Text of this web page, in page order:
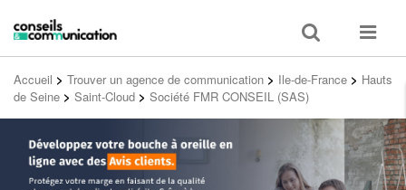
Toggle
search
Toggle
Accueil > Trouver un agence de communication > Ile-de-France > Hauts
de Seine > Saint-Cloud > Société FMR CONSEIL (SAS)